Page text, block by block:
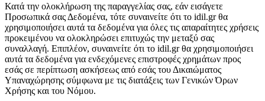
Κατά την ολοκλήρωση της παραγγελίας σας, εάν εισάγετε
Προσωπικά σας Δεδομένα, τότε συναινείτε ότι το idil.gr θα
χρησιμοποιήσει αυτά τα δεδομένα για όλες τις απαραίτητες χρήσεις
προκειμένου να ολοκληρώσει επιτυχώς την μεταξύ σας
συναλλαγή. Επιπλέον, συναινείτε ότι το idil.gr θα χρησιμοποιήσει
αυτά τα δεδομένα για ενδεχόμενες επιστροφές χρημάτων προς
εσάς σε περίπτωση ασκήσεως από εσάς του Δικαιώματος
Υπαναχώρησης σύμφωνα με τις διατάξεις των Γενικών Όρων
Χρήσης και του Νόμου.